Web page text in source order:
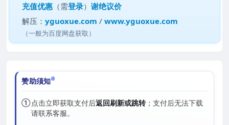
充值优惠 （需登录）谢绝议价
解压：yguoxue.com /www.yguoxue.com
（一般为百度网盘获取）
赞助须知
①点击立即获取支付后返回刷新或跳转；支付后无法下载
请联系客服。